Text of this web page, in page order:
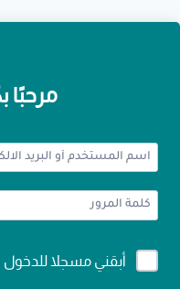
مرحبًا
Alternative:
أبقني مسجلا للدخول